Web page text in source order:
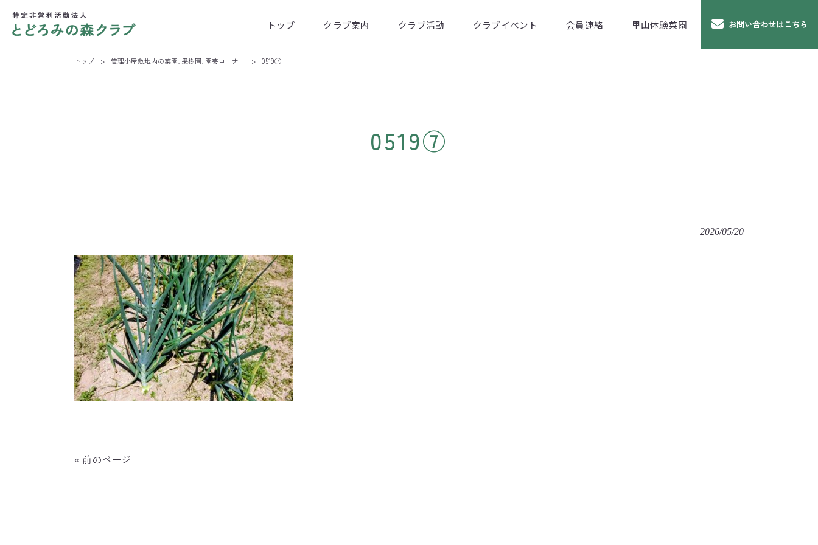
トップ クラブ案内 クラブ活動 クラブイベント 会員連絡 里山体験菜園 お問い合わせはこちら
トップ > 管理小屋敷地内の菜園､果樹園､園芸コーナー > 0519⑦
0519⑦
2026/05/20
« 前のページ